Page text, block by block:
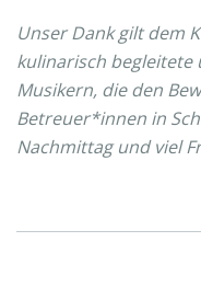
Unser Dank gilt dem
kulinarisch begleitete
Musikern, die den
Betreuer*innen in
Nachmittag und viel